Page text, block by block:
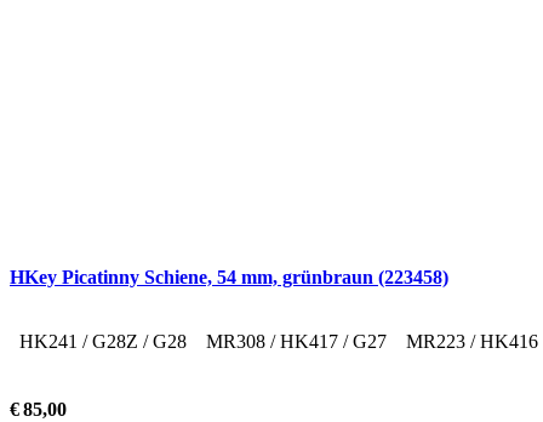
HKey Picatinny Schiene, 54 mm, grünbraun (223458)
HK241 / G28Z / G28 MR308 / HK417 / G27 MR223 / HK416
€85,00